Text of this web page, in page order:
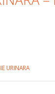
URINARA